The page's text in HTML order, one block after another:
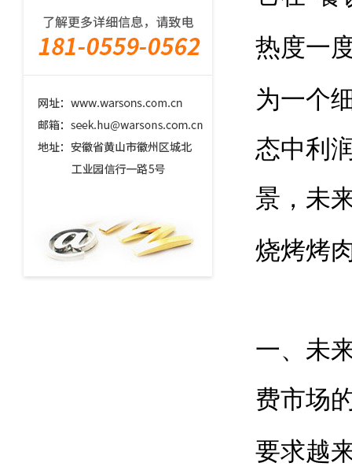
热度一
为一个
态中利
景，未
烧烤烤
一、未
费市场
要求越